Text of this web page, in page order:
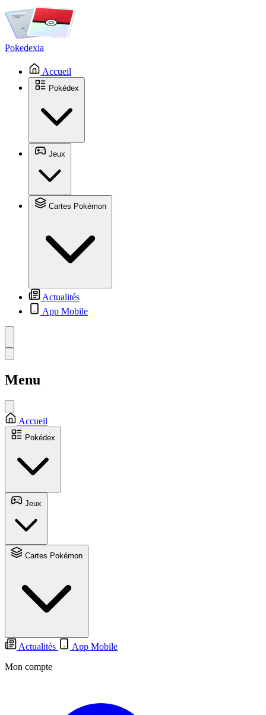
Pokedexia
Accueil
Actualités
App Mobile
Menu
Accueil
Actualités
App Mobile
Mon compte